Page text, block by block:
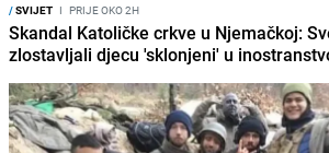
/SVIJET I PRIJE OKO 2H
Skandal Katoličke crkve u Njemačkoj:
zlostavljali djecu 'sklonjeni' u